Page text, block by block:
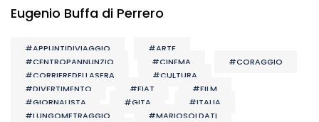
Eugenio Buffa di Perrero
#APPUNTIDIVIAGGIO
#ARTE
#CENTROPANNUNZIO
#CINEMA
#CORAGGIO
#CORRIEREDELLASERA
#CULTURA
#DIVERTIMENTO
#FIAT
#FILM
#GIORNALISTA
#GITA
#ITALIA
#LUNGOMETRAGGIO
#MARIOSOLDATI